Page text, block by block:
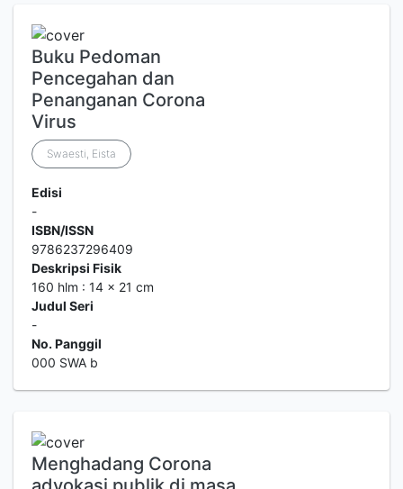
Buku Pedoman
Pencegahan dan
Penanganan Corona
Virus
Swaesti, Eista
Edisi
-
ISBN/ISSN
9786237296409
Deskripsi Fisik
160 hlm : 14 x 21 cm
Judul Seri
-
No. Panggil
000 SWA b
Menghadang Corona